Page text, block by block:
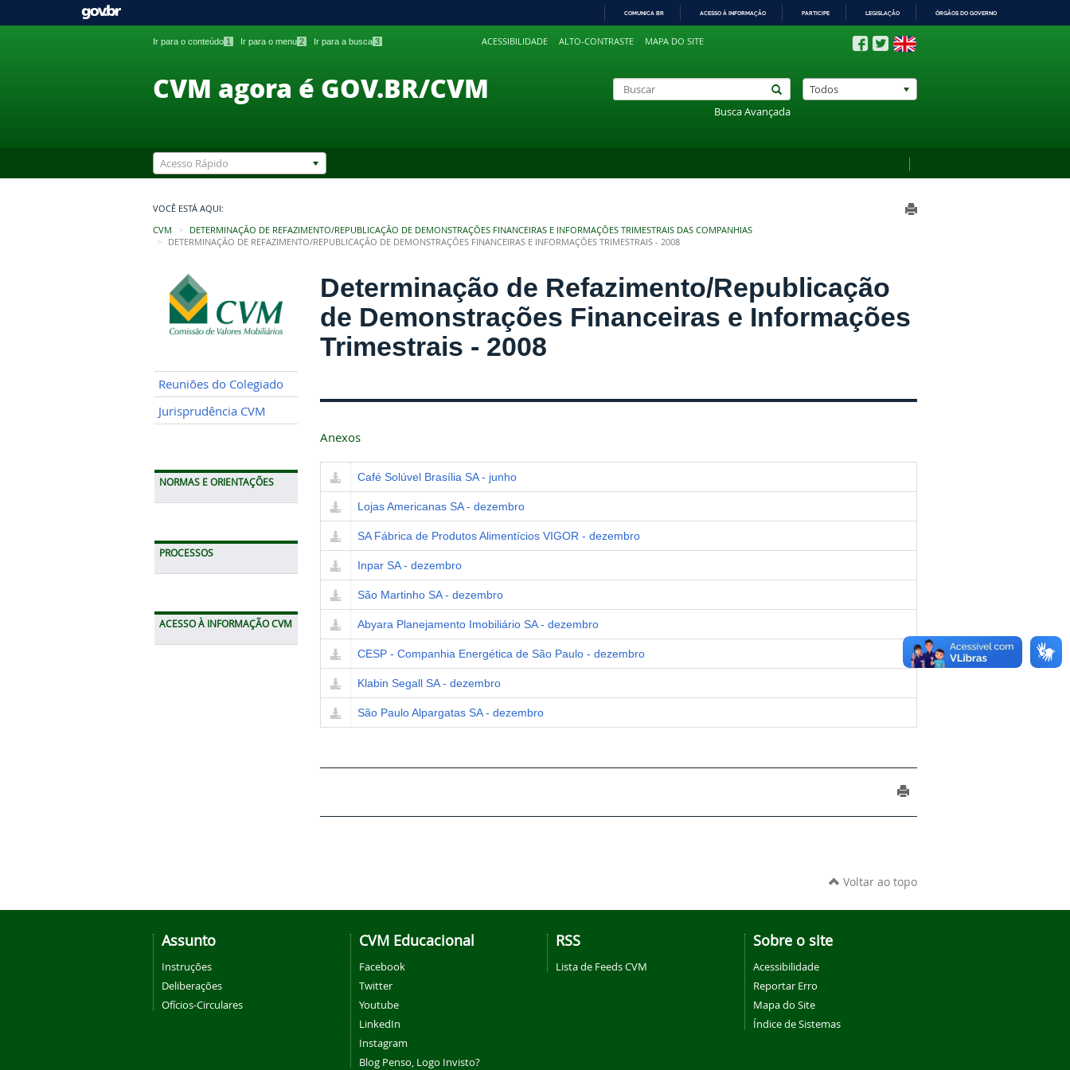
PARA
COMUNICA BR ACESSO À INFORMAÇÃO PARTICIPE LEGISLAÇÃO ÓRGÃOS DO GOVERNO
Ir para o conteúdo 1 Ir para o menu 2 Ir para a busca 3 ACESSIBILIDADE ALTO-CONTRASTE MAPA DO SITE
CVM agora é GOV.BR/CVM
Busca Avançada
Todos
Acesso Rápido
VOCÊ ESTÁ AQUI:
CVM
DETERMINAÇÃO DE REFAZIMENTO/REPUBLICAÇÃO DE DEMONSTRAÇÕES FINANCEIRAS E INFORMAÇÕES TRIMESTRAIS DAS COMPANHIAS
DETERMINAÇÃO DE REFAZIMENTO/REPUBLICAÇÃO DE DEMONSTRAÇÕES FINANCEIRAS E INFORMAÇÕES TRIMESTRAIS - 2008
Reuniões do Colegiado
Jurisprudência CVM
NORMAS E ORIENTAÇÕES
PROCESSOS
ACESSO À INFORMAÇÃO CVM
Determinação de Refazimento/Republicação
de Demonstrações Financeiras e Informações
Trimestrais - 2008
Anexos
Café Solúvel Brasília SA - junho
Lojas Americanas SA - dezembro
SA Fábrica de Produtos Alimentícios VIGOR - dezembro
Inpar SA - dezembro
São Martinho SA - dezembro
Abyara Planejamento Imobiliário SA - dezembro
CESP - Companhia Energética de São Paulo - dezembro
Klabin Segall SA - dezembro
São Paulo Alpargatas SA - dezembro
Voltar ao topo
Assunto
Instruções
Deliberações
Ofícios-Circulares
CVM Educacional
Facebook
Twitter
Youtube
LinkedIn
Instagram
Blog Penso, Logo Invisto?
RSS
Lista de Feeds CVM
Sobre o site
Acessibilidade
Reportar Erro
Mapa do Site
Índice de Sistemas